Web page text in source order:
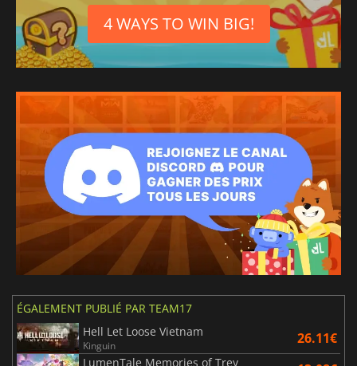
4 WAYS TO WIN BIG!
ÉGALEMENT PUBLIÉ PAR TEAM17
Hell Let Loose Vietnam
Kinguin 26.11€
LumenTale Memories of Trey